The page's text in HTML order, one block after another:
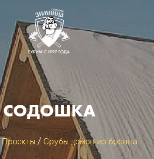
СОДОШКА
Проекты / Срубы домов из бревна